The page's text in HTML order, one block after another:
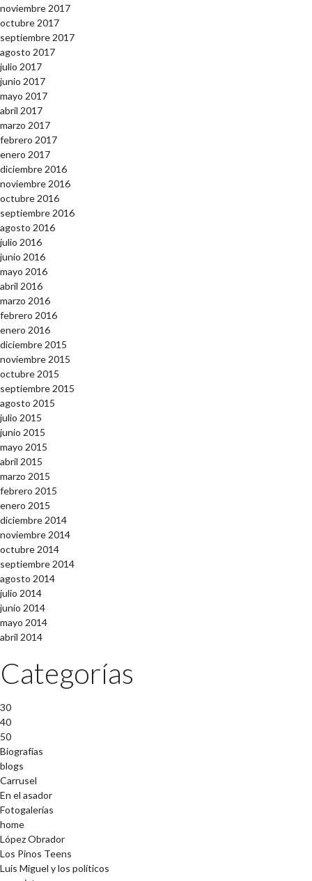
noviembre 2017
octubre 2017
septiembre 2017
agosto 2017
julio 2017
junio 2017
mayo 2017
abril 2017
marzo 2017
febrero 2017
enero 2017
diciembre 2016
noviembre 2016
octubre 2016
septiembre 2016
agosto 2016
julio 2016
junio 2016
mayo 2016
abril 2016
marzo 2016
febrero 2016
enero 2016
diciembre 2015
noviembre 2015
octubre 2015
septiembre 2015
agosto 2015
julio 2015
junio 2015
mayo 2015
abril 2015
marzo 2015
febrero 2015
enero 2015
diciembre 2014
noviembre 2014
octubre 2014
septiembre 2014
agosto 2014
julio 2014
junio 2014
mayo 2014
abril 2014
Categorías
30
40
50
Biografías
blogs
Carrusel
En el asador
Fotogalerías
home
López Obrador
Los Pinos Teens
Luis Miguel y los políticos